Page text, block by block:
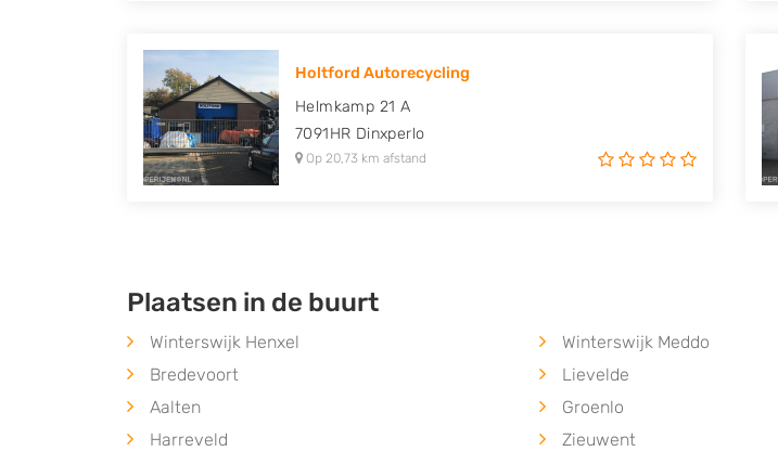
Holtford Autorecycling
Helmkamp 21 A
7091HR Dinxperlo
Op 20,73 km afstand
Plaatsen in de buurt
Winterswijk Henxel Winterswijk Meddo
Bredevoort
Lievelde
Aalten
Groenlo
Harreveld
Zieuwent